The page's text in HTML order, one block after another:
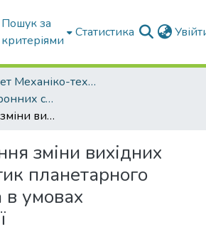
Пошук за
критеріями
Статистика
Факультет Механіко-технологічний
Кафедра мехатронних систем тракторів та сільскогосподарських машин
Прогнозування зміни вихідних характеристик планетарного гідромотора в умовах експлуатації
зміни вихідних
планетарного
в умовах